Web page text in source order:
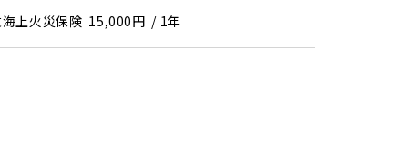
上火災保険 15,000円 / 1年